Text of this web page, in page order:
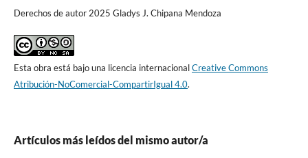
Derechos de autor 2025 Gladys J. Chipana Mendoza
Esta obra está bajo una licencia internacionalCreative Commons
Atribución-NoComercial-CompartirIgual 4.0.
Artículos más leídos del mismo autor/a